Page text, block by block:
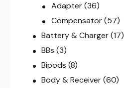
Adapter (36)
Compensator (57)
Battery & Charger (17)
BBs (3)
Bipods (8)
Body & Receiver (60)